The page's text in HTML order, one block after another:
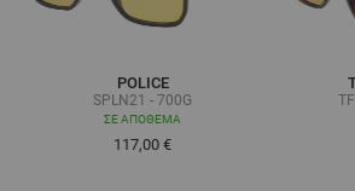
POLICE
SPLN21 - 700G
ΣΕ ΑΠΌΘΕΜΑ
117,00 €